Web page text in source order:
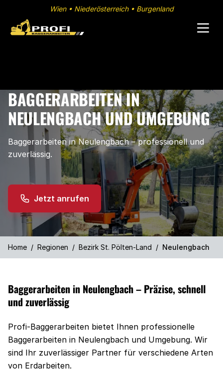
Wien • Niederösterreich • Burgenland
BAGGERARBEITEN IN
NEULENGBACH UND UMGEBUNG
Baggerarbeiten in Neulengbach – professionell und
zuverlässig.
Jetzt anrufen
Home / Regionen / Bezirk St. Pölten-Land / Neulengbach
Baggerarbeiten in Neulengbach – Präzise, schnell
und zuverlässig
Profi-Baggerarbeiten bietet Ihnen professionelle
Baggerarbeiten in Neulengbach und Umgebung. Wir
sind Ihr zuverlässiger Partner für verschiedene Arten
von Erdarbeiten.